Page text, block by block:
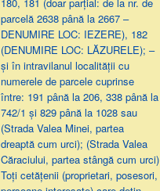
parcelă 2638 până la 2667 –
DENUMIRE LOC: IEZERE), 182
(DENUMIRE LOC: LĂZURELE); –
și în intravilanul localității cu
numerele de parcele cuprinse
între: 191 până la 206, 338 până la
742/1 și 829 până la 1028 sau
(Strada Valea Minei, partea
dreaptă cum urci); (Strada Valea
Căraciului, partea stângă cum urci)
Toți cetățenii (proprietari, posesori,